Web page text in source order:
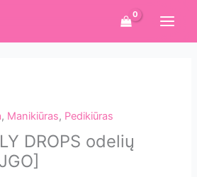
, Manikiūras, Pedikiūras
DROPS odelių